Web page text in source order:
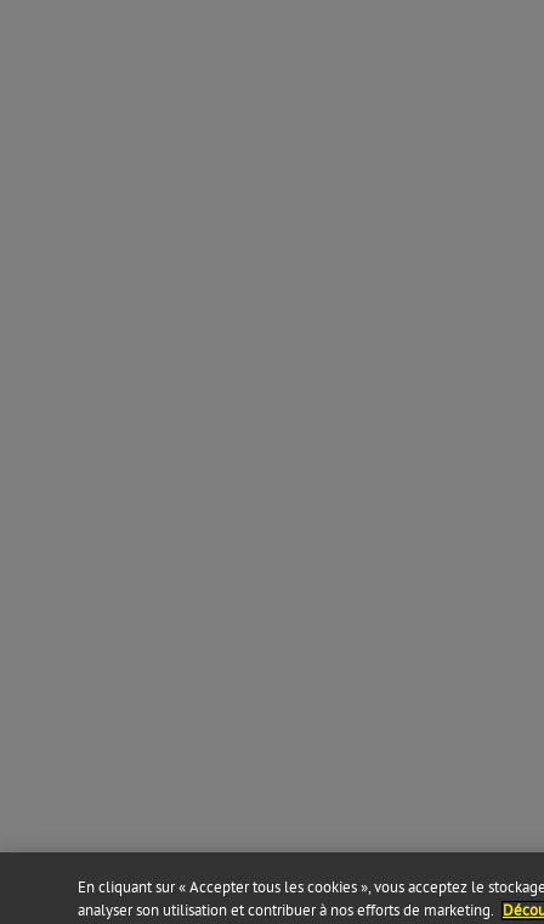
En cliquant sur « Accepter tous les cookies », vous acceptez le
analyser son utilisation et contribuer à nos efforts de marketing.